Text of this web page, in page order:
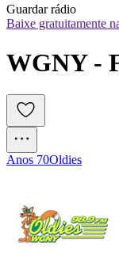
Guardar rádio
Baixe gratuitamente
WGNY -
Anos 70Oldies